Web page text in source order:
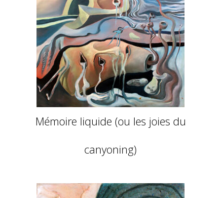
Mémoire liquide (ou les joies du
canyoning)